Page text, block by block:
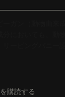
購読する